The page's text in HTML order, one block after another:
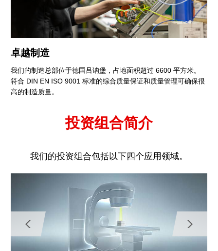
卓越制造
我们的制造总部位于德国吕讷堡，占地面积超过 6600 平方米。
符合 DIN EN ISO 9001 标准的综合质量保证和质量管理可确保很
高的制造质量。
投资组合简介
我们的投资组合包括以下四个应用领域。